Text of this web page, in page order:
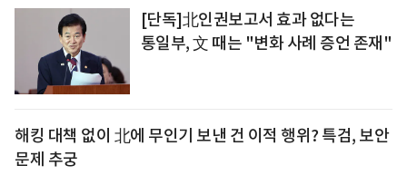
[단독]北인권보고서 효과 없다는
통일부, 文 때는 "변화 사례 증언 존재"
해킹 대책 없이 北에 무인기 보낸 건 이적 행위? 특검, 보안
문제 추궁